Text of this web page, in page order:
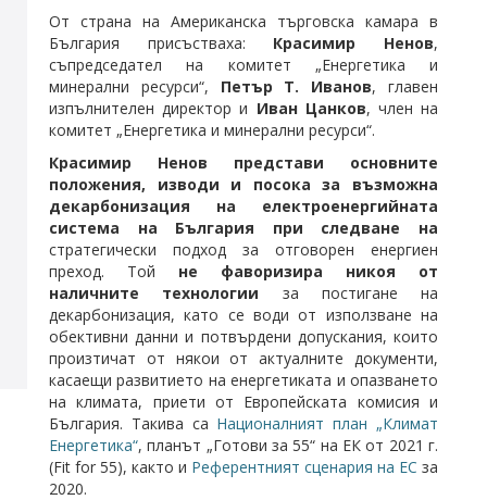
От страна на Американска търговска камара в
България присъстваха: Красимир Ненов,
съпредседател на комитет „Енергетика и
минерални ресурси“, Петър Т. Иванов, главен
изпълнителен директор и Иван Цанков, член на
комитет „Енергетика и минерални ресурси“.
Красимир Ненов представи основните
положения, изводи и посока за възможна
декарбонизация на електроенергийната
система на България при следване на
стратегически подход за отговорен енергиен
преход. Той не фаворизира никоя от
наличните технологии за постигане на
декарбонизация, като се води от използване на
обективни данни и потвърдени допускания, които
произтичат от някои от актуалните документи,
касаещи развитието на енергетиката и опазването
на климата, приети от Европейската комисия и
България. Такива са Националният план „Климат
Енергетика“, планът „Готови за 55“ на ЕК от 2021 г.
(Fit for 55), както и Референтният сценария на ЕС за
2020.